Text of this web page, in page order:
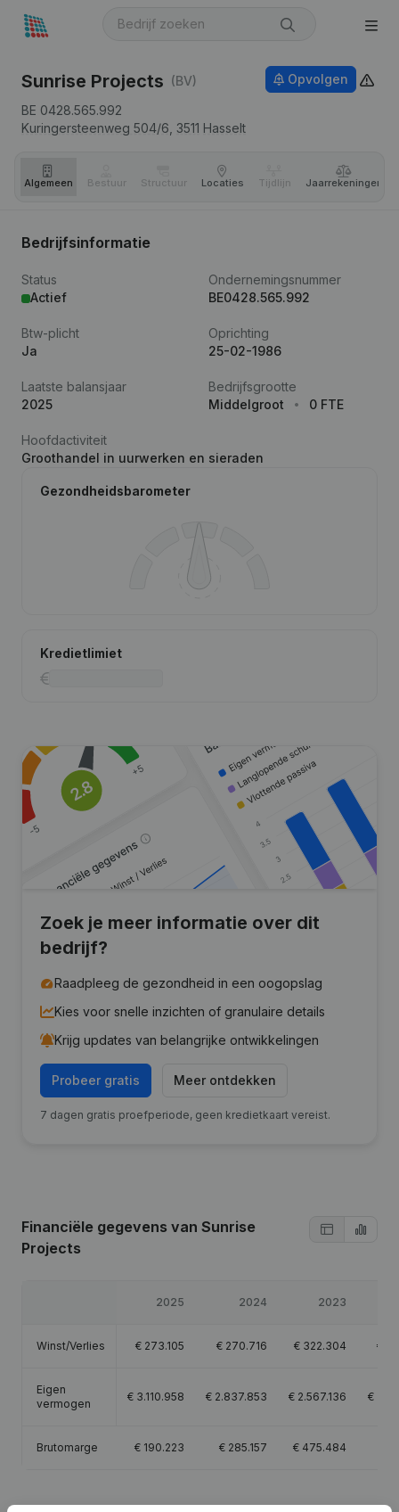
Sunrise Projects (BV)
BE 0428.565.992
Kuringersteenweg 504/6, 3511 Hasselt
Opvolgen
Algemeen Bestuur Structuur Locaties Tijdlijn Jaar­rekeningen
Bedrijfsinformatie
Status
Actief
Ondernemingsnummer
BE0428.565.992
Btw-plicht
Ja
Oprichting
25-02-1986
Laatste balansjaar
2025
Bedrijfsgrootte
Middelgroot
0 FTE
Hoofdactiviteit
Groothandel in uurwerken en sieraden
Gezondheidsbarometer
Kredietlimiet
Zoek je meer informatie over dit
bedrijf?
Raadpleeg de gezondheid in een oogopslag
Kies voor snelle inzichten of granulaire details
Krijg updates van belangrijke ontwikkelingen
Probeer gratis Meer ontdekken
7 dagen gratis proefperiode, geen kredietkaart vereist.
Financiële gegevens van Sunrise
Projects
2025 2024 2023
Winst/Verlies € 273.105 € 270.716 € 322.304 €
Eigen
vermogen
€ 3.110.958 € 2.837.853 € 2.567.136 €
Brutomarge € 190.223 € 285.157 € 475.484